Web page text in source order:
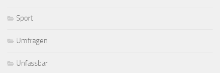
Sport
Umfragen
Unfassbar